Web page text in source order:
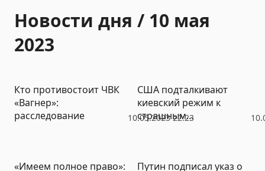
Новости дня / 10 мая
2023
10.05.2023 22:23
Кто противостоит ЧВК
«Вагнер»:
расследование
США подталкивают
киевский режим к
страшным
«Имеем полное право»:
Путин подписал указ о